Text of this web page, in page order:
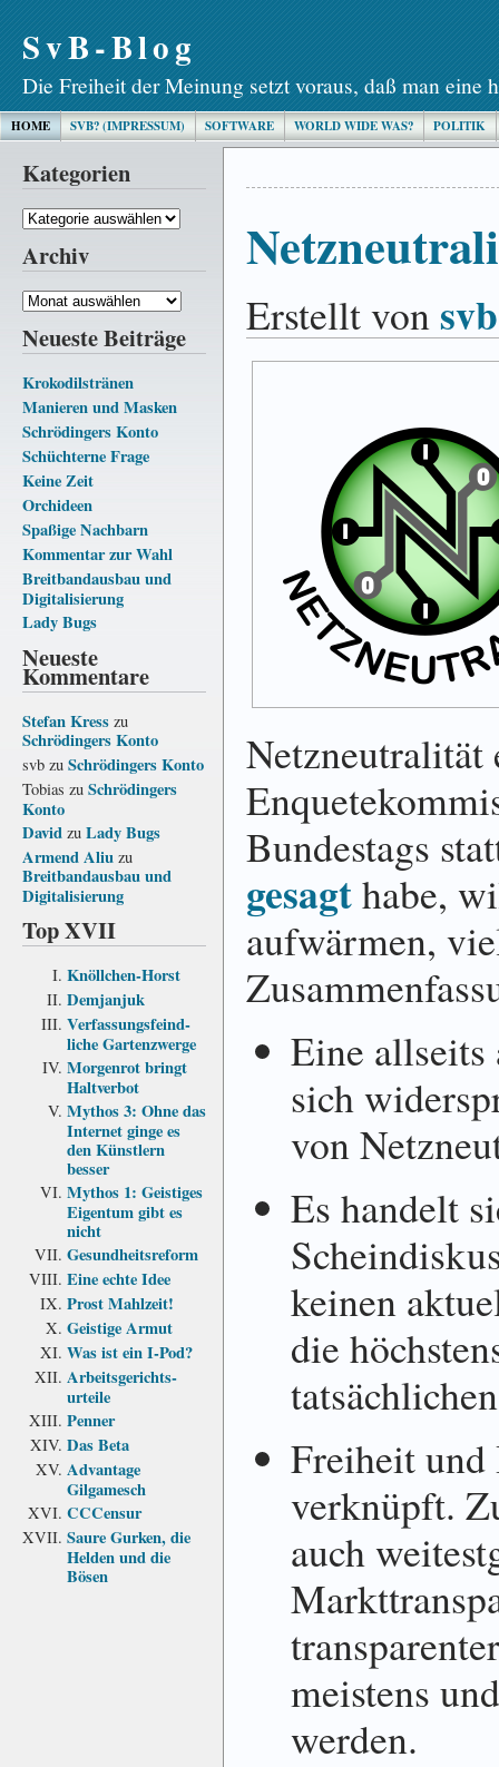
SvB-Blog
Die Freiheit der Meinung setzt voraus, daß man eine
HOME SVB? (IMPRESSUM) SOFTWARE WORLD WIDE WAS? POLITIK
Kategorien
Kategorien
Archiv
Archiv
Neueste Beiträge
Krokodilstränen
Manieren und Masken
Schrödingers Konto
Schüchterne Frage
Keine Zeit
Orchideen
Spaßige Nachbarn
Kommentar zur Wahl
Breitbandausbau und
Digitalisierung
Lady Bugs
Neueste
Kommentare
Stefan Kress zu
Schrödingers Konto
svb zu Schrödingers Konto
Tobias zu Schrödingers
Konto
David zu Lady Bugs
Armend Aliu zu
Breitbandausbau und
Digitalisierung
Top XVII
Knöllchen-Horst
Demjanjuk
Verfassungs­feind­
liche Garten­zwerge
Morgenrot bringt
Haltverbot
Mythos 3: Ohne das
Internet ginge es
den Künstlern
besser
Mythos 1: Geistiges
Eigentum gibt es
nicht
Gesundheits­reform
Eine echte Idee
Prost Mahlzeit!
Geistige Armut
Was ist ein I-Pod?
Arbeits­gerichts­
urteile
Penner
Das Beta
Advantage
Gilgamesch
CCCensur
Saure Gurken, die
Helden und die
Bösen
Erstellt vonsvb
Netzneutralität
Bundestags
gesagthabe,
aufwärmen,
Eine
sich
von
Es handelt
keinen
die
Freiheit und
verknüpft.
auch
meistens
werden.